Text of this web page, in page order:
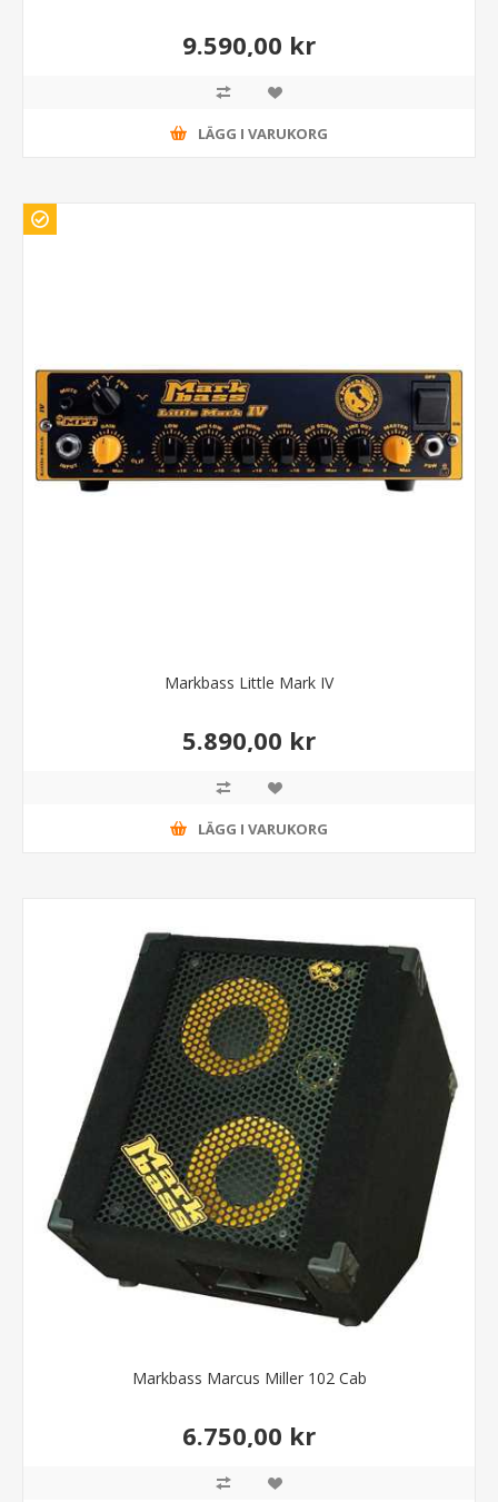
9.590,00 kr
LÄGG I VARUKORG
Markbass Little Mark IV
5.890,00 kr
LÄGG I VARUKORG
Markbass Marcus Miller 102 Cab
6.750,00 kr